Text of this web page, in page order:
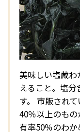
美味しい塩蔵
えること。塩
す。 市販され
40％以上のも
有率50％のわ